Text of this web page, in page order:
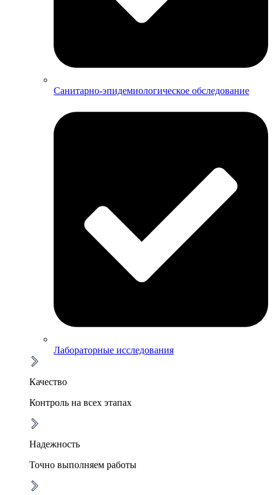
Санитарно-эпидемиологическое обследование
Лабораторные исследования
Качество
Контроль на всех этапах
Надежность
Точно выполняем работы